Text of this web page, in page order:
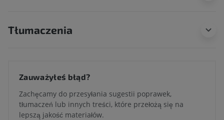
Tłumaczenia
Zauważyłeś błąd?
Zachęcamy do przesyłania sugestii poprawek,
tłumaczeń lub innych treści, które przełożą się na
lepszą jakość materiałów.